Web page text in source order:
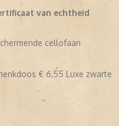
van echtheid
cellofaan
€ 6,55 Luxe zwarte